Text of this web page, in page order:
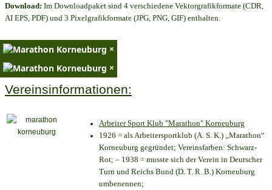
Download: Im Downloadpaket sind 4 verschiedene Vektorgrafikformate (CDR,
AI EPS, PDF) und 3 Pixelgrafikformate (JPG, PNG, GIF) enthalten.
×
×
Vereinsinformationen:
Arbeiter Sport Klub "Marathon" Korneuburg
1926 = als Arbeitersportklub (A. S. K.) „Marathon“
Korneuburg gegründet; Vereinsfarben: Schwarz-
Rot; – 1938 = musste sich der Verein in Deutscher
Turn und Reichs Bund (D. T. R. B.) Korneuburg
umbenennen;